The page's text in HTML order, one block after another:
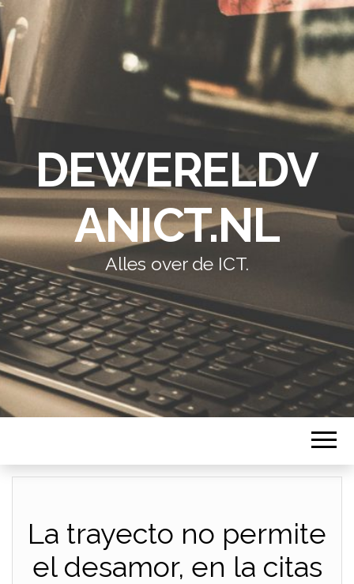
DEWERELDV
ANICT.NL
Alles over de ICT.
La trayecto no permite
el desamor, en la citas